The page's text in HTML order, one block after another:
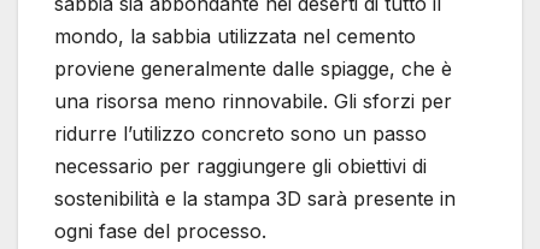
mondo, la sabbia utilizzata nel cemento
proviene generalmente dalle spiagge, che è
una risorsa meno rinnovabile. Gli sforzi per
ridurre l’utilizzo concreto sono un passo
necessario per raggiungere gli obiettivi di
sostenibilità e la stampa 3D sarà presente in
ogni fase del processo.